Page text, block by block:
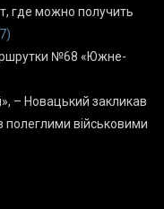
где можно получить
№68 «Южне-
– Новацький закликав
військовими